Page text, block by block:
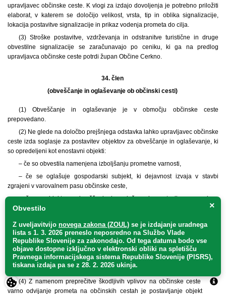
upravljavec občinske ceste. K vlogi za izdajo dovoljenja je potrebno priložiti
elaborat, v katerem se določijo velikost, vrsta, tip in oblika signalizacije,
lokacija postavitve signalizacije in prikaz vodenja prometa do cilja.
(3) Stroške postavitve, vzdrževanja in odstranitve turistične in druge
obvestilne signalizacije se zaračunavajo po ceniku, ki ga na predlog
upravljavca občinske ceste potrdi župan Občine Cerkno.
34. člen
(obveščanje in oglaševanje ob občinski cesti)
(1) Obveščanje in oglaševanje je v območju občinske ceste
prepovedano.
(2) Ne glede na določbo prejšnjega odstavka lahko upravljavec občinske
ceste izda soglasje za postavitev objektov za obveščanje in oglaševanje, ki
so opredeljeni kot enostavni objekti:
– če so obvestila namenjena izboljšanju prometne varnosti,
– če se oglašuje gospodarski subjekt, ki dejavnost izvaja v stavbi
zgrajeni v varovalnem pasu občinske ceste,
– če se objekt za obveščanje in oglaševanje postavlja na servisne
prometne površine občinske ceste ali druge površine, ki so v lasti fizičnih ali
občinske ceste.
(3) Objekti za obveščanje in oglaševanje se ob občinskih cestah v
naselju lahko postavljajo le izven preglednega polja, pregledne berme,
preglednostnega prostora in območja vzdolž vozišča ceste, predpisanega za
postavitev prometne signalizacije.
(4) Z namenom preprečitve škodljivih vplivov na občinske ceste in na
varno odvijanje prometa na občinskih cestah je postavljanje objektov za
×
Obvestilo
Z uveljavitvijo novega zakona (ZOUL) se je izdajanje uradnega
lista s 1. 3. 2026 preneslo neposredno na Službo Vlade
Republike Slovenije za zakonodajo. Od tega datuma bodo vse
objave dostopne izključno v elektronski obliki na spletišču
Pravnega informacijskega sistema Republike Slovenije (PISRS),
tiskana izdaja pa se z 28. 2. 2026 ukinja.